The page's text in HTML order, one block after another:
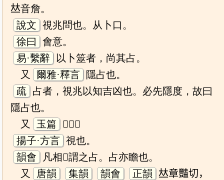
𠀤音詹。
說文 視兆問也。从卜口。
徐曰
會意。
易·繫辭
以卜筮者，尚其占。
又
爾雅·釋言
隱占也。
疏 占者，視兆以知吉凶也。必先隱度，故曰
隱占也。
又
玉篇
𠋫也。
揚子·方言 視也。
韻會
凡相𠋫謂之占。占亦瞻也。
又
唐韻 集韻 韻會 正韻
𠀤章豔切，